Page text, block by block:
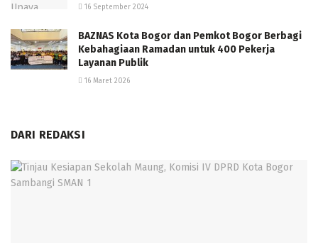
16 September 2024
BAZNAS Kota Bogor dan Pemkot Bogor Berbagi
Kebahagiaan Ramadan untuk 400 Pekerja
Layanan Publik
16 Maret 2026
DARI REDAKSI